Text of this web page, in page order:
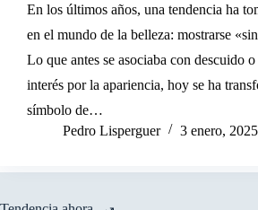
En los últimos años, una tendencia ha
en el mundo de la belleza: mostrarse
Lo que antes se asociaba con descuido
interés por la apariencia, hoy se ha
símbolo de…
Pedro Lisperguer
3 enero, 2025